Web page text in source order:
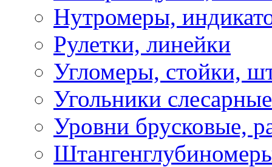
Нутромеры,
Рулетки, линейки
Угломеры, стойки,
Угольники слесарные
Уровни брусковые,